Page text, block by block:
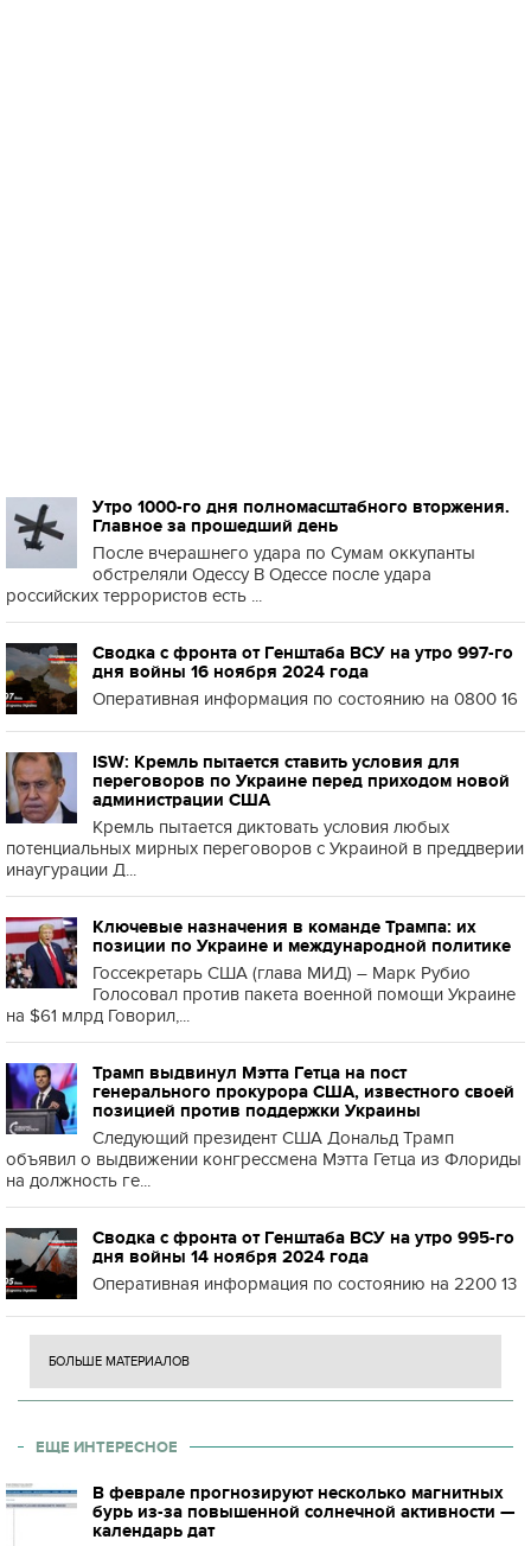
Утро 1000-го дня полномасштабного вторжения.
Главное за прошедший день
После вчерашнего удара по Сумам оккупанты
обстреляли Одессу В Одессе после удара
российских террористов есть ...
Сводка с фронта от Генштаба ВСУ на утро 997-го
дня войны 16 ноября 2024 года
Оперативная информация по состоянию на 0800 16
ISW: Кремль пытается ставить условия для
переговоров по Украине перед приходом новой
администрации США
Кремль пытается диктовать условия любых
потенциальных мирных переговоров с Украиной в преддверии
инаугурации Д...
Ключевые назначения в команде Трампа: их
позиции по Украине и международной политике
Госсекретарь США (глава МИД) – Марк Рубио
Голосовал против пакета военной помощи Украине
на $61 млрд Говорил,...
Трамп выдвинул Мэтта Гетца на пост
генерального прокурора США, известного своей
позицией против поддержки Украины
Следующий президент США Дональд Трамп
объявил о выдвижении конгрессмена Мэтта Гетца из Флориды
на должность ге...
Сводка с фронта от Генштаба ВСУ на утро 995-го
дня войны 14 ноября 2024 года
Оперативная информация по состоянию на 2200 13
БОЛЬШЕ МАТЕРИАЛОВ
ЕЩЕ ИНТЕРЕСНОЕ
В феврале прогнозируют несколько магнитных
бурь из-за повышенной солнечной активности —
календарь дат